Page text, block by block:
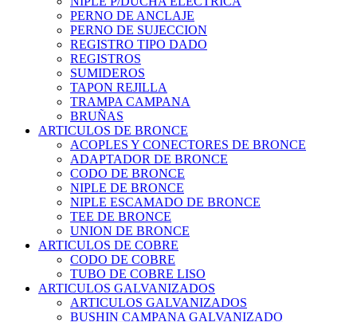
PERNO DE ANCLAJE
PERNO DE SUJECCION
REGISTRO TIPO DADO
REGISTROS
SUMIDEROS
TAPON REJILLA
TRAMPA CAMPANA
BRUÑAS
ARTICULOS DE BRONCE
ACOPLES Y CONECTORES DE BRONCE
ADAPTADOR DE BRONCE
CODO DE BRONCE
NIPLE DE BRONCE
NIPLE ESCAMADO DE BRONCE
TEE DE BRONCE
UNION DE BRONCE
ARTICULOS DE COBRE
CODO DE COBRE
TUBO DE COBRE LISO
ARTICULOS GALVANIZADOS
ARTICULOS GALVANIZADOS
BUSHIN CAMPANA GALVANIZADO